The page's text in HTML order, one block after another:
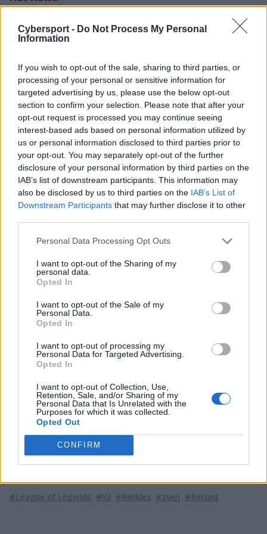
Cybersport - Do Not Process My Personal
Information
If you wish to opt-out of the sale, sharing to third parties, or
processing of your personal or sensitive information for
targeted advertising by us, please use the below opt-out
section to confirm your selection. Please note that after your
opt-out request is processed you may continue seeing
interest-based ads based on personal information utilized by
us or personal information disclosed to third parties prior to
your opt-out. You may separately opt-out of the further
disclosure of your personal information by third parties on the
IAB’s list of downstream participants. This information may
also be disclosed by us to third parties on the IAB’s List of
Downstream Participants that may further disclose it to other
Personal Data Processing Opt Outs
I want to opt-out of the Sharing of my
personal data.
Opted In
I want to opt-out of the Sale of my
Personal Data.
Opted In
I want to opt-out of processing my
Personal Data for Targeted Advertising.
Opted In
I want to opt-out of Collection, Use,
Retention, Sale, and/or Sharing of my
Personal Data that Is Unrelated with the
Purposes for which it was collected.
Opted Out
CONFIRM
zabił 946 stworów w jednej grze!
Wczoraj marskman G2 - Jesper "Zven"
Svenningsen - pobił rekord świata największej
liczby zabitych stworów, który w ubiegłym
tygodniu ustanowił Martin ...
Wczoraj marskman G2 - Jesper "Zven" Svenningsen -
pobił rekord świata największej liczby zabitych
stworów, który w ubiegłym tygodniu ustanowił Martin
minut. Taki rekord z pewnością bardzo ciężko będzie
Zven wczorajszy, przegrany mecz z Origen mimo
wszystko może zaliczyć do udanych. Zven zabijał prawie
14 stworów na minute, co jest nie lada wyczynem.
Broniące się w swojej bazie przez kilkadziesiąt minut
G2 Esports musiało odpierać ataki ogromnych fal
stworów Origen, co znacznie przyczyniło się do
uzyskania tak dużej liczby zabitych minionów w tak
krótkim czasie. I kto wie, gdyby nie backdoor sOAZ'a,
rekord mógłby być jeszcze wyższy. Grający Sivir
Zven zakończył grę mając KDA 2/1/1.
https://twitter.com/G2Zven/status/748970362285719552
#League of Legends #lol #Rekkles #zven #Rekord